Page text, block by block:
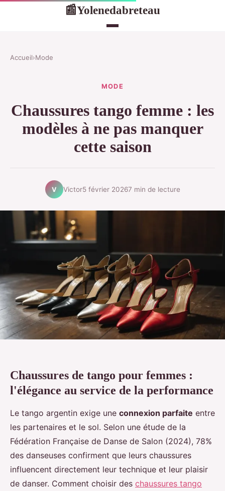
📰Yolenedabreteau
Accueil›Mode
MODE
Chaussures tango femme : les
modèles à ne pas manquer
cette saison
V Victor5 février 20267 min de lecture
Chaussures de tango pour femmes :
l'élégance au service de la performance
Le tango argentin exige une connexion parfaite entre
les partenaires et le sol. Selon une étude de la
Fédération Française de Danse de Salon (2024), 78%
des danseuses confirment que leurs chaussures
influencent directement leur technique et leur plaisir
de danser. Comment choisir des chaussures tango